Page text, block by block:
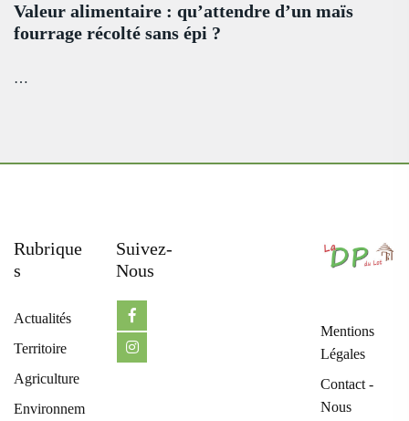
Valeur alimentaire : qu’attendre d’un maïs
fourrage récolté sans épi ?
…
Rubrique
S
Actualités
Territoire
Agriculture
Environnem
Suivez-
Nous
Mentions
Légales
Contact -
Nous